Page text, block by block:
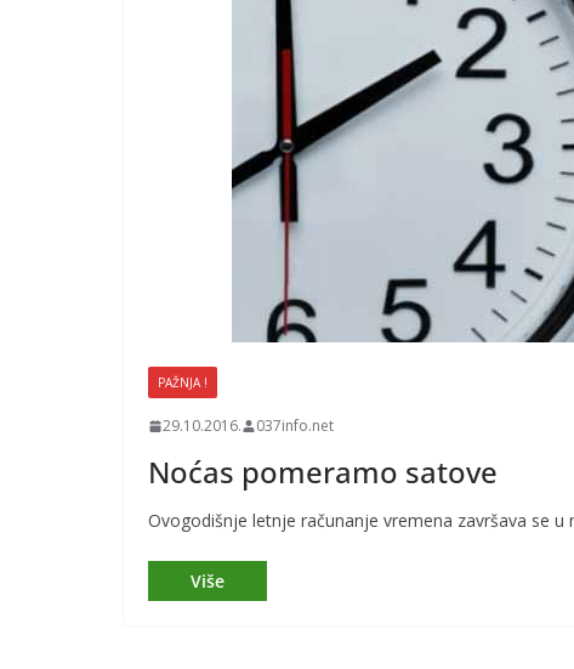
PAŽNJA !
29.10.2016. 037info.net
Noćas pomeramo satove
Ovogodišnje letnje računanje vremena završava se